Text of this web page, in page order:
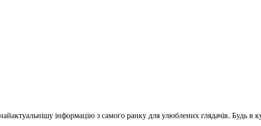
інформацію з самого ранку для улюблених глядачів. Будь в